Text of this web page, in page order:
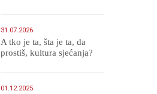
31.07.2026
A tko je ta, šta je ta, da
prostiš, kultura sjećanja?
01.12.2025